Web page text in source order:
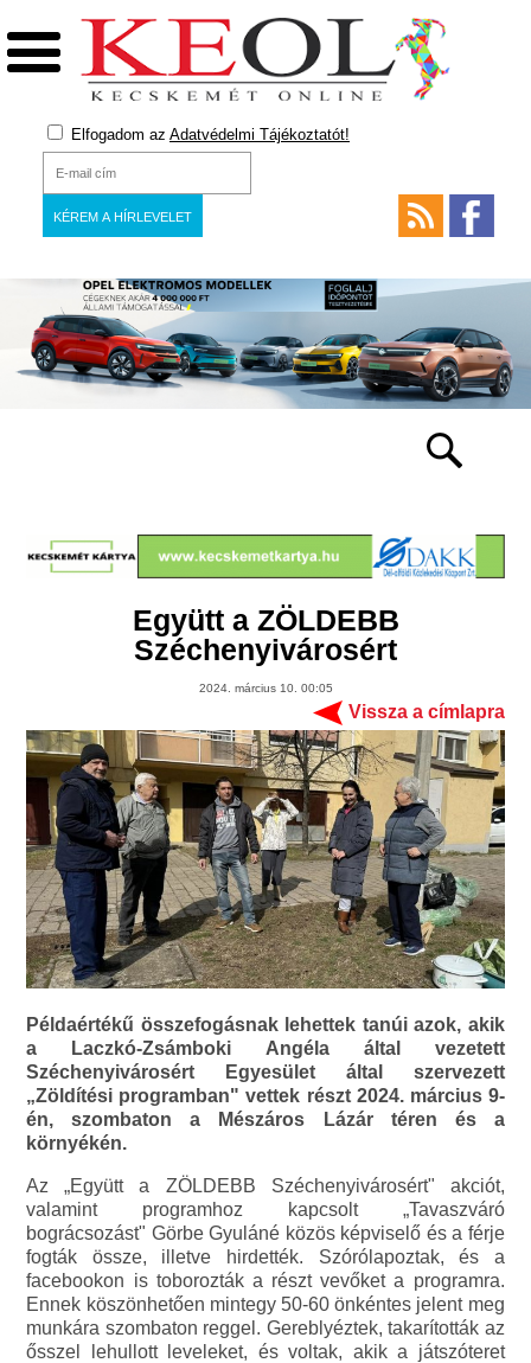
Elfogadom az Adatvédelmi Tájékoztatót!
Együtt a ZÖLDEBB
Széchenyivárosért
2024. március 10. 00:05
Vissza a címlapra
Példaértékű összefogásnak lehettek tanúi azok, akik
a Laczkó-Zsámboki Angéla által vezetett
Széchenyivárosért Egyesület által szervezett
„Zöldítési programban" vettek részt 2024. március 9-
én, szombaton a Mészáros Lázár téren és a
környékén.
Az „Együtt a ZÖLDEBB Széchenyivárosért" akciót,
valamint programhoz kapcsolt „Tavaszváró
bográcsozást" Görbe Gyuláné közös képviselő és a férje
fogták össze, illetve hirdették. Szórólapoztak, és a
facebookon is toborozták a részt vevőket a programra.
Ennek köszönhetően mintegy 50-60 önkéntes jelent meg
munkára szombaton reggel. Gereblyéztek, takarították az
ősszel lehullott leveleket, és voltak, akik a játszóteret